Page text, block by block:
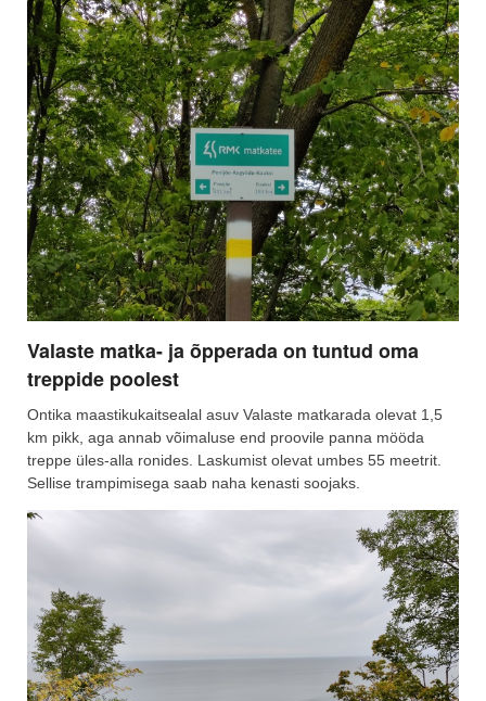
Valaste matka- ja õpperada on tuntud oma
treppide poolest
Ontika maastikukaitsealal asuv Valaste matkarada olevat 1,5
km pikk, aga annab võimaluse end proovile panna mööda
treppe üles-alla ronides. Laskumist olevat umbes 55 meetrit.
Sellise trampimisega saab naha kenasti soojaks.